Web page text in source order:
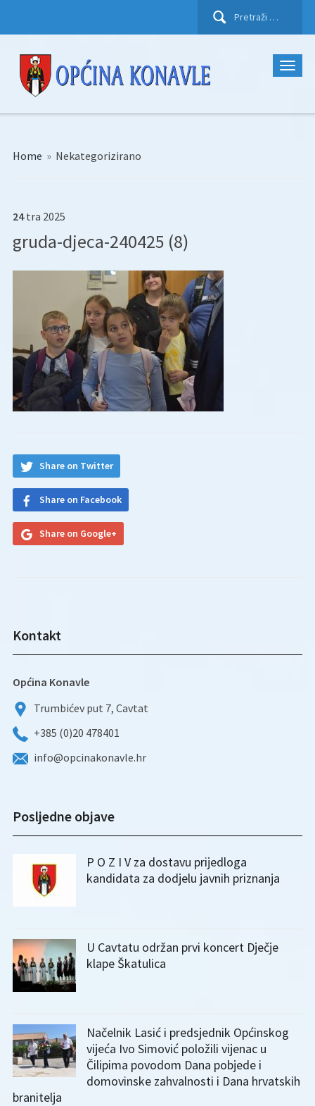
Pretraži:
Home » Nekategorizirano
24 tra 2025
gruda-djeca-240425 (8)
Share on Twitter
Share on Facebook
Share on Google+
Kontakt
Općina Konavle
Trumbićev put 7, Cavtat
+385 (0)20 478401
info@opcinakonavle.hr
Posljedne objave
P O Z I V za dostavu prijedloga
kandidata za dodjelu javnih priznanja
U Cavtatu održan prvi koncert Dječje
klape Škatulica
Načelnik Lasić i predsjednik Općinskog
vijeća Ivo Simović položili vijenac u
Čilipima povodom Dana pobjede i
domovinske zahvalnosti i Dana hrvatskih
branitelja